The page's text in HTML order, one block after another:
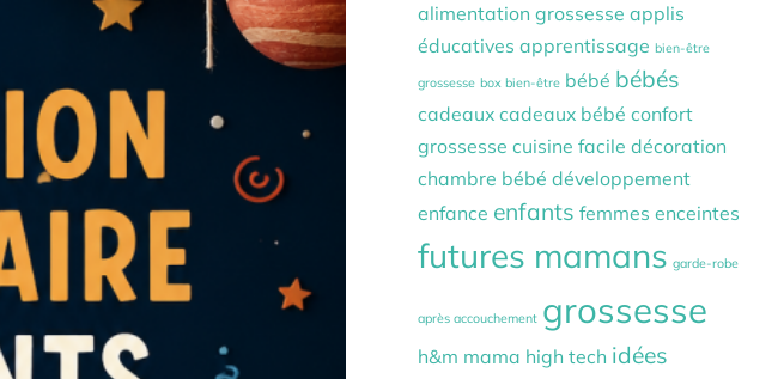
alimentation grossesse applis
éducatives apprentissage bien-être
grossesse box bien-être bébé bébés
cadeaux cadeaux bébé confort
grossesse cuisine facile décoration
chambre bébé développement
enfance enfants femmes enceintes
futures mamans garde-robe
après accouchement grossesse
h&m mama high tech idées